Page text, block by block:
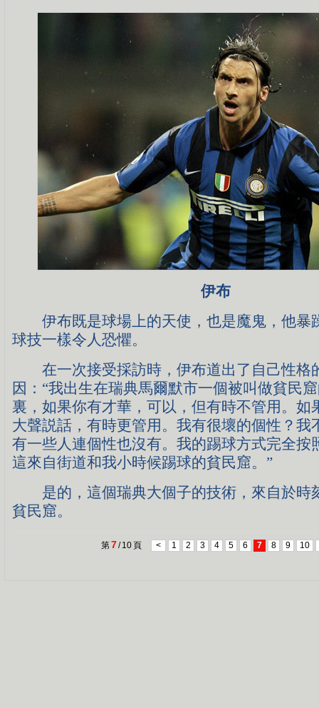
伊布
伊布既是球場上的天使，也是魔鬼，他暴
球技一樣令人恐懼。
在一次接受採訪時，伊布道出了自己性格
因：“我出生在瑞典馬爾默市一個被叫做貧民
裏，如果你有才華，可以，但有時不管用。如
大聲説話，有時更管用。我有很壞的個性？我
有一些人連個性也沒有。我的踢球方式完全按
這來自街道和我小時候踢球的貧民窟。”
是的，這個瑞典大個子的技術，來自於時
貧民窟。
第7/ 10頁 < 1 2 3 4 5 6 7 8 9 10